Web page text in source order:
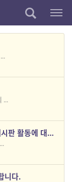
...
동에 대한 안내
니다.